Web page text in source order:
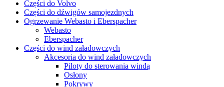
Części do Volvo
Części do dźwigów samojezdnych
Ogrzewanie Webasto i Eberspacher
Webasto
Eberspacher
Części do wind załadowczych
Akcesoria do wind załadowczych
Piloty do sterowania windą
Osłony
Pokrywy